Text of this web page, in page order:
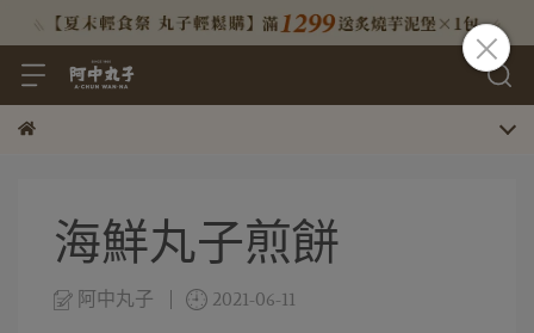
海鮮丸子煎餅
阿中丸子 2021-06-11